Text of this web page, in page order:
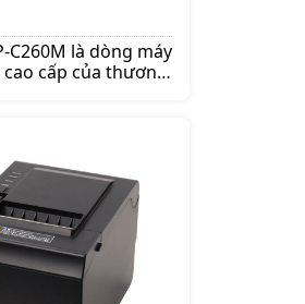
C260M là dòng máy
cấp của thương
để nhận